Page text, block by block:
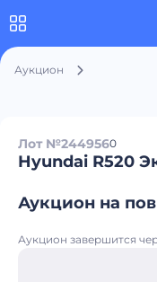
Аукцион
Лот №2449560
Hyundai R520
Аукцион на
Аукцион завершится